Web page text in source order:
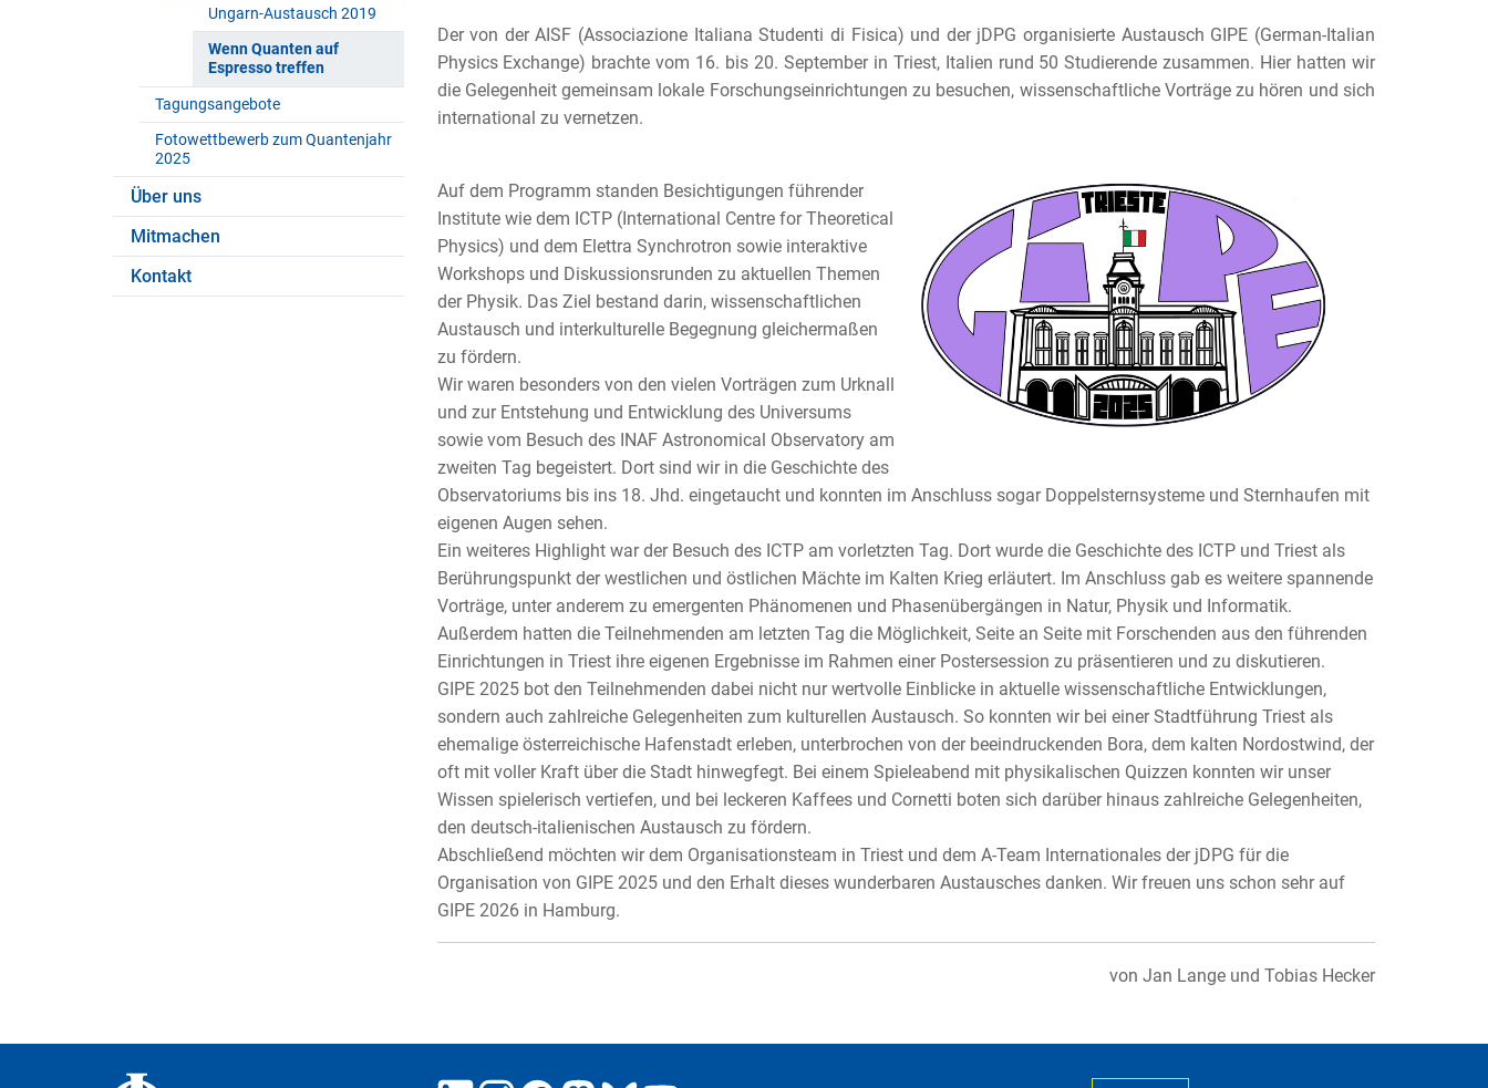
Ungarn-Austausch 2019
Wenn Quanten auf
Espresso treffen
Tagungsangebote
Fotowettbewerb zum Quantenjahr
2025
Über uns
Mitmachen
Kontakt
Der von der AISF (Associazione Italiana Studenti di Fisica) und der jDPG organisierte Austausch GIPE (German-Italian
Physics Exchange) brachte vom 16. bis 20. September in Triest, Italien rund 50 Studierende zusammen. Hier hatten wir
die Gelegenheit gemeinsam lokale Forschungseinrichtungen zu besuchen, wissenschaftliche Vorträge zu hören und sich
international zu vernetzen.
Auf dem Programm standen Besichtigungen führender
Institute wie dem ICTP (International Centre for Theoretical
Physics) und dem Elettra Synchrotron sowie interaktive
Workshops und Diskussionsrunden zu aktuellen Themen
der Physik. Das Ziel bestand darin, wissenschaftlichen
Austausch und interkulturelle Begegnung gleichermaßen
zu fördern.
Wir waren besonders von den vielen Vorträgen zum Urknall
und zur Entstehung und Entwicklung des Universums
sowie vom Besuch des INAF Astronomical Observatory am
zweiten Tag begeistert. Dort sind wir in die Geschichte des
Observatoriums bis ins 18. Jhd. eingetaucht und konnten im Anschluss sogar Doppelsternsysteme und Sternhaufen mit
eigenen Augen sehen.
Ein weiteres Highlight war der Besuch des ICTP am vorletzten Tag. Dort wurde die Geschichte des ICTP und Triest als
Berührungspunkt der westlichen und östlichen Mächte im Kalten Krieg erläutert. Im Anschluss gab es weitere spannende
Vorträge, unter anderem zu emergenten Phänomenen und Phasenübergängen in Natur, Physik und Informatik.
Außerdem hatten die Teilnehmenden am letzten Tag die Möglichkeit, Seite an Seite mit Forschenden aus den führenden
Einrichtungen in Triest ihre eigenen Ergebnisse im Rahmen einer Postersession zu präsentieren und zu diskutieren.
GIPE 2025 bot den Teilnehmenden dabei nicht nur wertvolle Einblicke in aktuelle wissenschaftliche Entwicklungen,
sondern auch zahlreiche Gelegenheiten zum kulturellen Austausch. So konnten wir bei einer Stadtführung Triest als
ehemalige österreichische Hafenstadt erleben, unterbrochen von der beeindruckenden Bora, dem kalten Nordostwind, der
oft mit voller Kraft über die Stadt hinwegfegt. Bei einem Spieleabend mit physikalischen Quizzen konnten wir unser
Wissen spielerisch vertiefen, und bei leckeren Kaffees und Cornetti boten sich darüber hinaus zahlreiche Gelegenheiten,
den deutsch-italienischen Austausch zu fördern.
Abschließend möchten wir dem Organisationsteam in Triest und dem A-Team Internationales der jDPG für die
Organisation von GIPE 2025 und den Erhalt dieses wunderbaren Austausches danken. Wir freuen uns schon sehr auf
GIPE 2026 in Hamburg.
von Jan Lange und Tobias Hecker